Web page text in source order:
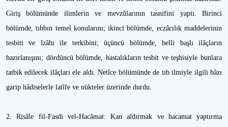
Giriş bölümünde ilimlerin ve mevzûlarının tasnifini yaptı. Birinci
bölümde, tıbbın temel konularını; ikinci bölümde, eczâcılık maddelerinin
tesbiti ve îzâhı ile terkibini; üçüncü bölümde, belli başlı ilâçların
hazırlanışını; dördüncü bölümde, hastalıkların tesbit ve teşhisiyle bunlara
tatbik edilecek ilâçları ele aldı. Netîce bölümünde de tıb ilmiyle ilgili bâzı
garip hâdiselerle latîfe ve nükteler üzerinde durdu.
2. Risâle fil-Fasdi vel-Hacâmat: Kan aldırmak ve hacamat yaptırma